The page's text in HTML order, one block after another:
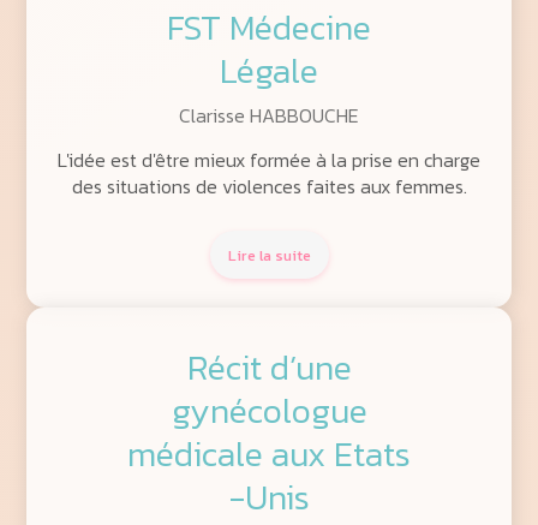
FST Médecine
Légale
Clarisse HABBOUCHE
L'idée est d'être mieux formée à la prise en charge
des situations de violences faites aux femmes.
Lire la suite
Récit d’une
gynécologue
médicale aux Etats
-Unis